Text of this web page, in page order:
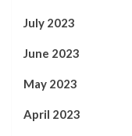
July 2023
June 2023
May 2023
April 2023